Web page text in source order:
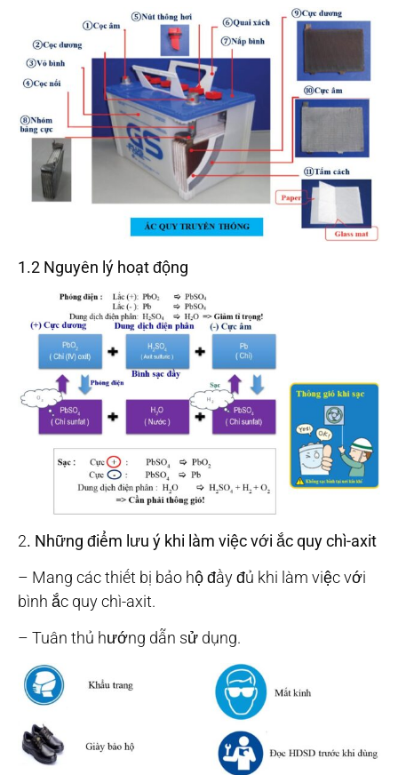
1.2 Nguyên lý hoạt động
2. Những điểm lưu ý khi làm việc với ắc quy chì-axit
– Mang các thiết bị bảo hộ đầy đủ khi làm việc với
bình ắc quy chì-axit.
– Tuân thủ hướng dẫn sử dụng.